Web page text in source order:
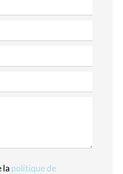
la politique de